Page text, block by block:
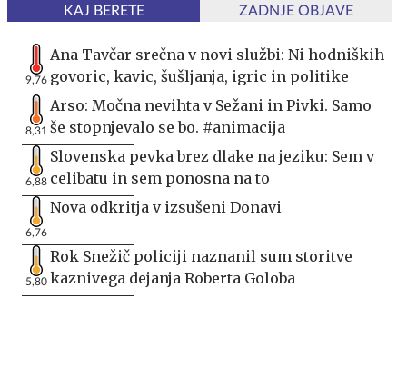
KAJ BERETE ZADNJE OBJAVE
9,76
Ana Tavčar srečna v novi službi: Ni hodniških
govoric, kavic, šušljanja, igric in politike
8,31
Arso: Močna nevihta v Sežani in Pivki. Samo
še stopnjevalo se bo. #animacija
6,88
Slovenska pevka brez dlake na jeziku: Sem v
celibatu in sem ponosna na to
6,76
Nova odkritja v izsušeni Donavi
5,80
Rok Snežič policiji naznanil sum storitve
kaznivega dejanja Roberta Goloba